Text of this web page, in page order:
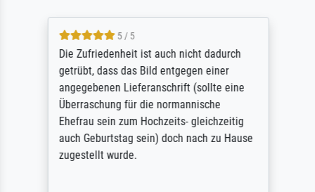
5 / 5
Die Zufriedenheit ist auch nicht dadurch
getrübt, dass das Bild entgegen einer
angegebenen Lieferanschrift (sollte eine
Überraschung für die normannische
Ehefrau sein zum Hochzeits- gleichzeitig
auch Geburtstag sein) doch nach zu Hause
zugestellt wurde.